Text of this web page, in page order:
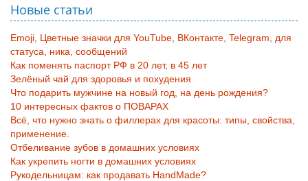
Новые статьи
Emoji, Цветные значки для YouTube, ВКонтакте, Telegram, для
статуса, ника, сообщений
Как поменять паспорт РФ в 20 лет, в 45 лет
Зелёный чай для здоровья и похудения
Что подарить мужчине на новый год, на день рождения?
10 интересных фактов о ПОВАРАХ
Всё, что нужно знать о филлерах для красоты: типы, свойства,
применение.
Отбеливание зубов в домашних условиях
Как укрепить ногти в домашних условиях
Рукодельницам: как продавать HandMade?